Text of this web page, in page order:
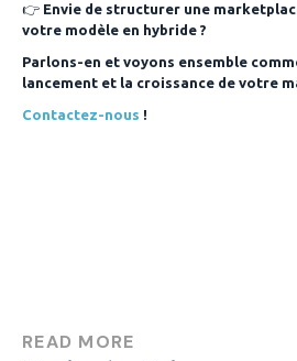
👉 Envie de structurer une
votre modèle en hybride ?
Parlons-en et voyons ensemble
lancement et la croissance de votre
Contactez-nous !
READ MORE